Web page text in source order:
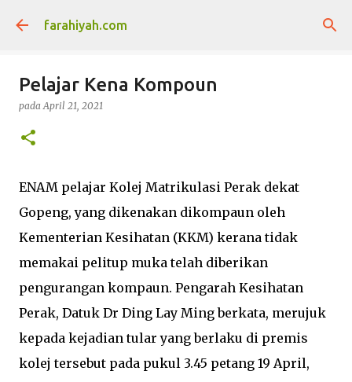
Langkau ke kandungan utama
farahiyah.com
Pelajar Kena Kompoun
padaApril 21, 2021
ENAM pelajar Kolej Matrikulasi Perak dekat
Gopeng, yang dikenakan dikompaun oleh
Kementerian Kesihatan (KKM) kerana tidak
memakai pelitup muka telah diberikan
pengurangan kompaun. Pengarah Kesihatan
Perak, Datuk Dr Ding Lay Ming berkata, merujuk
kepada kejadian tular yang berlaku di premis
kolej tersebut pada pukul 3.45 petang 19 April,